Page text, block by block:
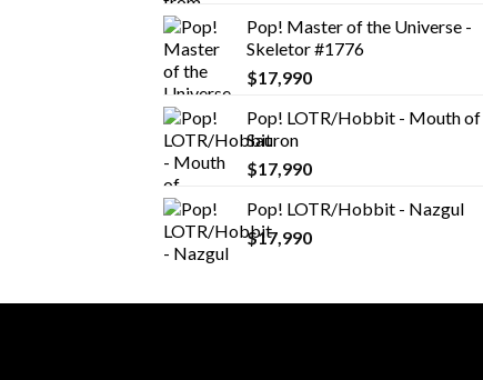
Pop! Master of the Universe -
Skeletor #1776
$17,990
Pop! LOTR/Hobbit - Mouth of
Sauron
$17,990
Pop! LOTR/Hobbit - Nazgul
$17,990